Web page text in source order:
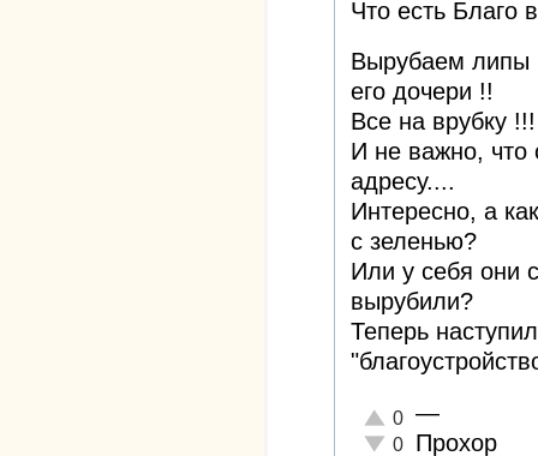
Что есть Благо
Вырубаем липы
его дочери !!
Все на врубку
И не важно, что
адресу....
Интересно, а
с зеленью?
Или у себя они
вырубили?
Теперь
Отлично!
0
Неадекватно!
0
—
Прохор